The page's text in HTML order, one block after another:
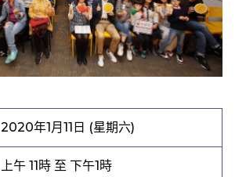
2020年1月11日 (星期六)
上午 11時 至 下午1時